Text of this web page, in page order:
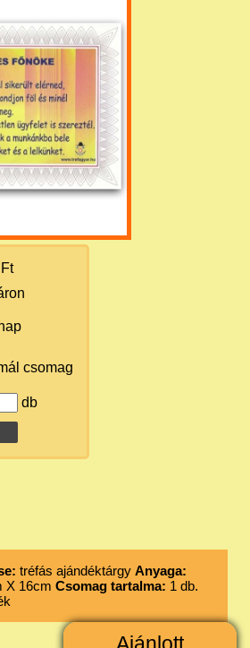
csomag
db
tréfás ajándéktárgy Anyaga:
X 16cm Csomag tartalma: 1 db.